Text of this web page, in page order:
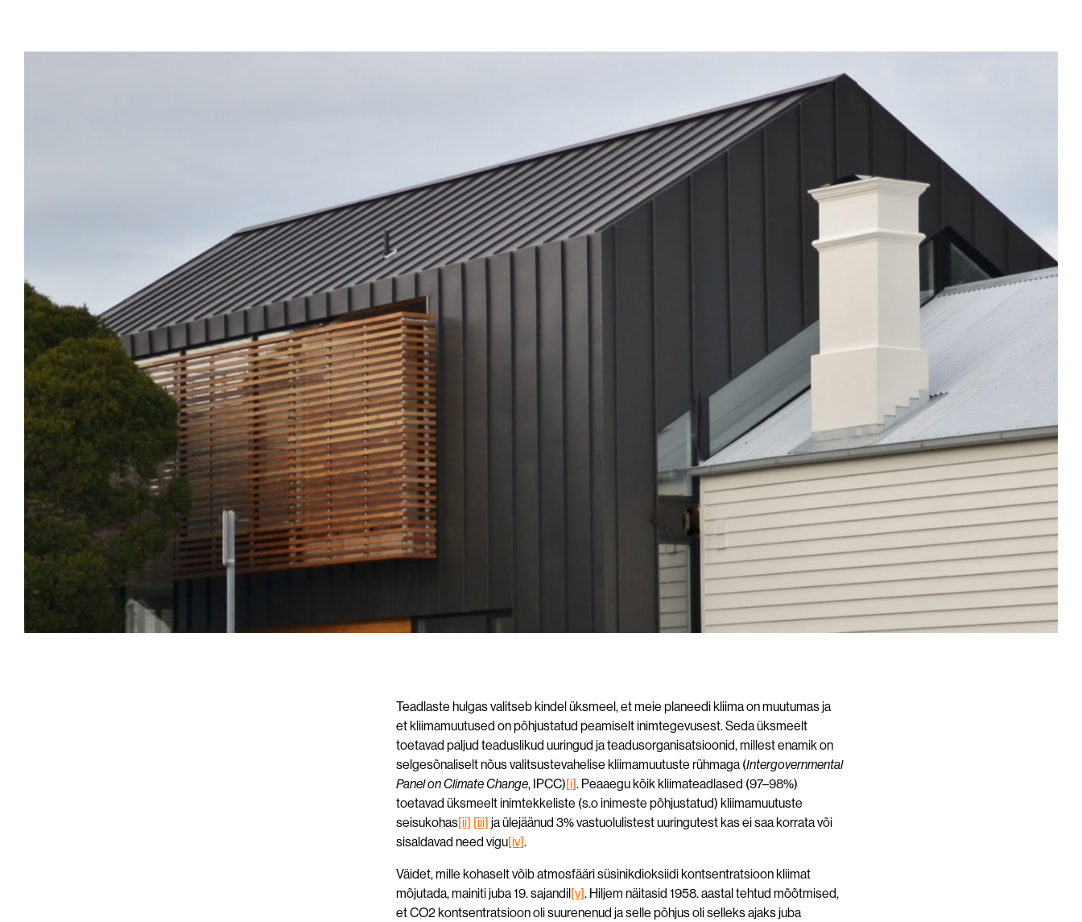
Teadlaste hulgas valitseb kindel üksmeel, et meie planeedi kliima on muutumas ja
et kliimamuutused on põhjustatud peamiselt inimtegevusest. Seda üksmeelt
toetavad paljud teaduslikud uuringud ja teadusorganisatsioonid, millest enamik on
selgesõnaliselt nõus valitsustevahelise kliimamuutuste rühmaga (Intergovernmental
Panel on Climate Change, IPCC)[i]. Peaaegu kõik kliimateadlased (97–98%)
toetavad üksmeelt inimtekkeliste (s.o inimeste põhjustatud) kliimamuutuste
seisukohas[ii] [iii] ja ülejäänud 3% vastuolulistest uuringutest kas ei saa korrata või
sisaldavad need vigu[iv].
Väidet, mille kohaselt võib atmosfääri süsinikdioksiidi kontsentratsioon kliimat
mõjutada, mainiti juba 19. sajandil [v]. Hiljem näitasid 1958. aastal tehtud mõõtmised,
et CO2 kontsentratsioon oli suurenenud ja selle põhjus oli selleks ajaks juba